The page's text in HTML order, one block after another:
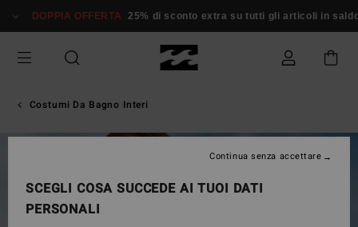
alle
prodotto
DOPPIA OFFERTA 25% di sconto extra su tutti gli articoli in saldo*
Costumi Da Bagno Interi
SCEGLI COSA SUCCEDE AI TUOI DATI
PERSONALI
Continua senza accettare